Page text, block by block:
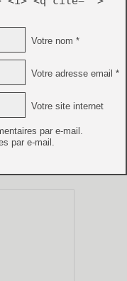
Votre nom *
Votre adresse email *
Votre site internet
par e-mail.
par e-mail.